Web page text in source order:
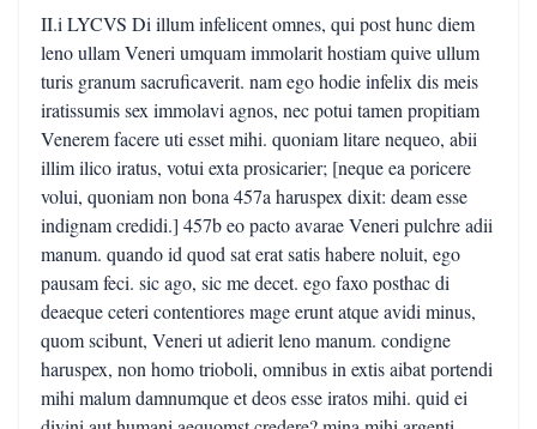
II.i LYCVS Di illum infelicent omnes, qui post hunc diem
leno ullam Veneri umquam immolarit hostiam quive ullum
turis granum sacruficaverit. nam ego hodie infelix dis meis
iratissumis sex immolavi agnos, nec potui tamen propitiam
Venerem facere uti esset mihi. quoniam litare nequeo, abii
illim ilico iratus, votui exta prosicarier; [neque ea poricere
volui, quoniam non bona 457a haruspex dixit: deam esse
indignam credidi.] 457b eo pacto avarae Veneri pulchre adii
manum. quando id quod sat erat satis habere noluit, ego
pausam feci. sic ago, sic me decet. ego faxo posthac di
deaeque ceteri contentiores mage erunt atque avidi minus,
quom scibunt, Veneri ut adierit leno manum. condigne
haruspex, non homo trioboli, omnibus in extis aibat portendi
mihi malum damnumque et deos esse iratos mihi. quid ei